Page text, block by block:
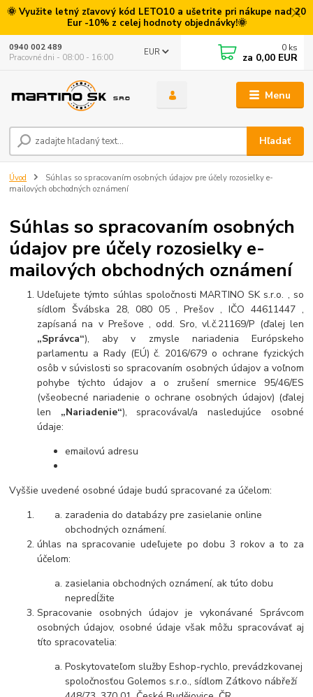
🌞 Využite letný zľavový kód LETO10 a ušetrite pri nákupe nad 20
Eur -10% z celej hodnoty objednávky!🌞
Menu
EUR
Hľadať
0940 002 489
Pracovné dni - 08:00 - 16:00
0 ks
za 0,00 EUR
Úvod
Súhlas so spracovaním osobných údajov pre účely rozosielky e-
mailových obchodných oznámení
Súhlas so spracovaním osobných
údajov pre účely rozosielky e-
mailových obchodných oznámení
Udeľujete týmto súhlas spoločnosti MARTINO SK s.r.o. , so
sídlom Švábska 28, 080 05 , Prešov , IČO 44611447 ,
zapísaná na v Prešove , odd. Sro, vl.č.21169/P (ďalej len
„Správca“), aby v zmysle nariadenia Európskeho
parlamentu a Rady (EÚ) č. 2016/679 o ochrane fyzických
osôb v súvislosti so spracovaním osobných údajov a voľnom
pohybe týchto údajov a o zrušení smernice 95/46/ES
(všeobecné nariadenie o ochrane osobných údajov) (ďalej
len „Nariadenie“), spracovával/a nasledujúce osobné
údaje:
emailovú adresu
Vyššie uvedené osobné údaje budú spracované za účelom:
zaradenia do databázy pre zasielanie online
obchodných oznámení.
úhlas na spracovanie udeľujete po dobu 3 rokov a to za
účelom:
zasielania obchodných oznámení, ak túto dobu
nepredĺžite
Spracovanie osobných údajov je vykonávané Správcom
osobných údajov, osobné údaje však môžu spracovávať aj
títo spracovatelia:
Poskytovateľom služby Eshop-rychlo, prevádzkovanej
spoločnosťou Golemos s.r.o., sídlom Zátkovo nábřeží